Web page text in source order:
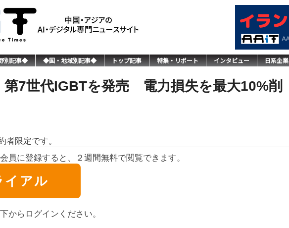
別記事◆ ◆国・地域別記事◆ トップ記事 特集・リポート インタビュー 日系企業
第7世代IGBTを発売 電力損失を最大10%削
者限定です。
員に登録すると、２週間無料で閲覧できます。
イアル
からログインください。